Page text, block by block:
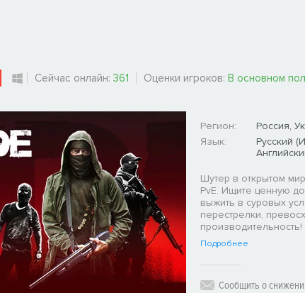
Сейчас онлайн: 361 Оценки игроков: В основном
Регион:
Россия,
Язык:
Русский
Шутер в открытом
PvE. Ищите ценную
выжить в суровых
перестрелки,
производительность!
Подробнее
Сообщить о